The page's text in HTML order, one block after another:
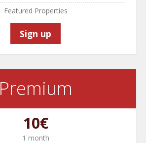
Featured Properties
Sign up
Premium
10€
1 month